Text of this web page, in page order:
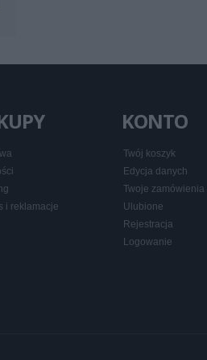
i reklamacje
KONTO
Twój koszyk
Edycja danych
Twoje zamówienia
Ulubione
Rejestracja
Logowanie